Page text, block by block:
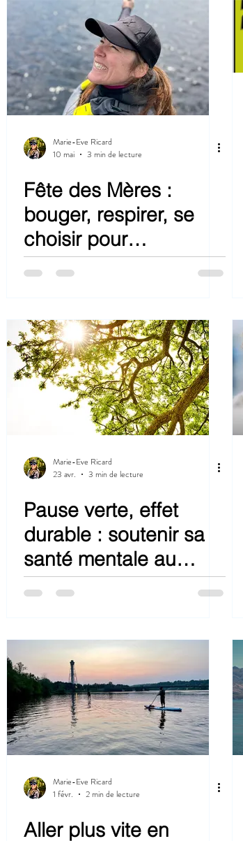
Marie-Eve Ricard
10 mai
3 min de lecture
Fête des Mères :
bouger, respirer, se
choisir pour
aujourd’hui et pour
Marie-Eve Ricard
23 avr.
3 min de lecture
Pause verte, effet
durable : soutenir sa
santé mentale au
quotidien
Marie-Eve Ricard
1 févr.
2 min de lecture
Aller plus vite en